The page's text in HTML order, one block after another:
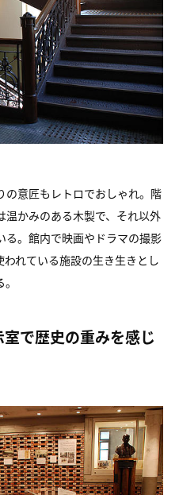
の意匠もレトロでおしゃれ。階
かみのある木製で、それ以外
る。館内で映画やドラマの撮影
れている施設の生き生きとし
で歴史の重みを感じ